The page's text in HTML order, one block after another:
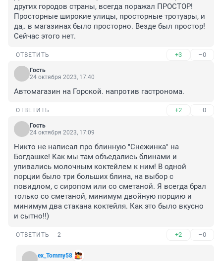
других городов страны, всегда поражал ПРОСТОР!
Просторные широкие улицы, просторные тротуары, и
да,. в магазинах было просторно. Везде был простор!
Сейчас этого нет.
ОТВЕТИТЬ +3 –0
Гость
24 октября 2023, 17:40
Автомагазин на Горской. напротив гастронома.
ОТВЕТИТЬ +2 –0
Гость
24 октября 2023, 17:09
Никто не написал про блинную "Снежинка" на
Богдашке! Как мы там объедались блинами и
упивались молочным коктейлем к ним! В одной
порции было три больших блина, на выбор с
повидлом, с сиропом или со сметаной. Я всегда брал
только со сметаной, минимум двойную порцию и
минимум два стакана коктейля. Как это было вкусно
и сытно!!)
ОТВЕТИТЬ 2 +2 –0
ex_Tommy58